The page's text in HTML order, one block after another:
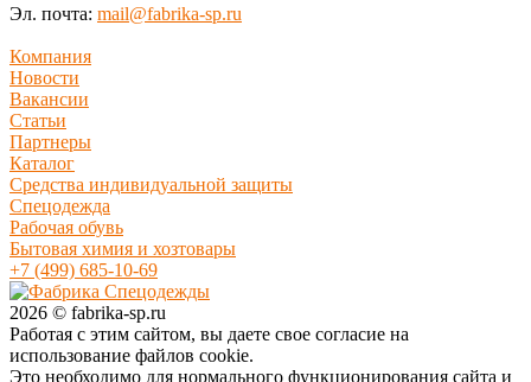
Эл. почта: mail@fabrika-sp.ru
Компания
Новости
Вакансии
Статьи
Партнеры
Каталог
Средства индивидуальной защиты
Спецодежда
Рабочая обувь
Бытовая химия и хозтовары
+7 (499) 685-10-69
2026 © fabrika-sp.ru
Работая с этим сайтом, вы даете свое согласие на
использование файлов cookie.
Это необходимо для нормального функционирования сайта и